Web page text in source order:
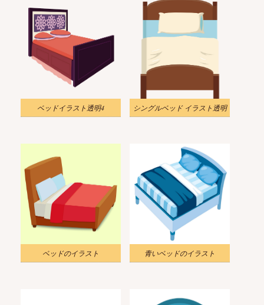
ベッドイラスト透明4 シングルベッド イラスト透明
ベッドのイラスト 青いベッドのイラスト